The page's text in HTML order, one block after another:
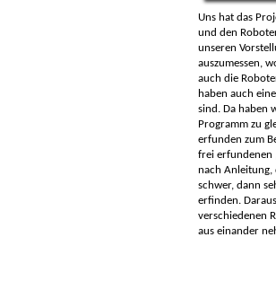
Uns hat das
und den
unseren
auszumessen,
auch die
haben auch
sind. Da haben
Programm zu
erfunden zum
frei erfundenen
nach Anleitung,
schwer, dann
erfinden.
verschiedenen
aus einander